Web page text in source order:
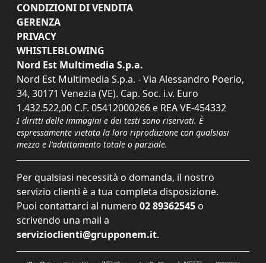
CONDIZIONI DI VENDITA
GERENZA
PRIVACY
WHISTLEBLOWING
Nord Est Multimedia S.p.a.
Nord Est Multimedia S.p.a. - Via Alessandro Poerio,
34, 30171 Venezia (VE). Cap. Soc. i.v. Euro
1.432.522,00 C.F. 05412000266 e REA VE-454332
I diritti delle immagini e dei testi sono riservati. È
espressamente vietata la loro riproduzione con qualsiasi
mezzo e l'adattamento totale o parziale.
Per qualsiasi necessità o domanda, il nostro
servizio clienti è a tua completa disposizione.
Puoi contattarci al numero 02 89362545 o
scrivendo una mail a
servizioclienti@grupponem.it.